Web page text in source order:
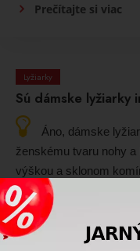
Prečítajte si viac
Lyžiarky
Sú dámske lyžiarky
Áno, dámske
ženskému tvaru nohy
výškou a sklonom
vnútornou topánkou.
Prečítajte si viac